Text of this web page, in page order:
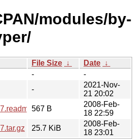
modules/by-
File Size ↓ Date ↓
-
-
-
2021-Nov-
21 20:02
567 B
2008-Feb-
18 22:59
25.7 KiB
2008-Feb-
18 23:01